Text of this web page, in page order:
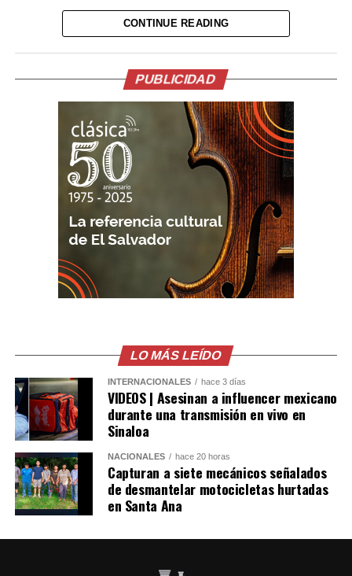
gunman opened fire on
his Dodge Challenger in
broad daylight in North
Philadelphia.
The car was riddled
with bullets through the
passenger-side
window.
pic.twitter.com/upJyZXvTsz
— AugustinBrian
24, 2026
Comparte esto:
Facebook
Me gusta esto:
CONTINUE READING
PUBLICIDAD
LO MÁS LEÍDO
INTERNACIONALES hace 3 días
VIDEOS | Asesinan a influencer mexicano
durante una transmisión en vivo en
Sinaloa
NACIONALES hace 20 horas
Capturan a siete mecánicos señalados
de desmantelar motocicletas hurtadas
en Santa Ana